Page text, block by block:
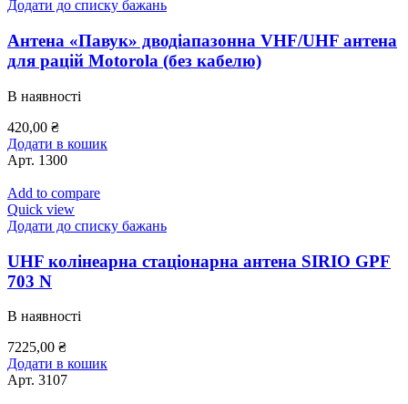
Додати до списку бажань
Антена «Павук» дводіапазонна VHF/UHF антена
для рацій Motorola (без кабелю)
В наявності
420,00 ₴
Додати в кошик
Арт. 1300
Add to compare
Quick view
Додати до списку бажань
UHF колінеарна стаціонарна антена SIRIO GPF
703 N
В наявності
7225,00 ₴
Додати в кошик
Арт. 3107